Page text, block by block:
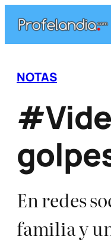
contenido
NOTAS
En redes
familia y